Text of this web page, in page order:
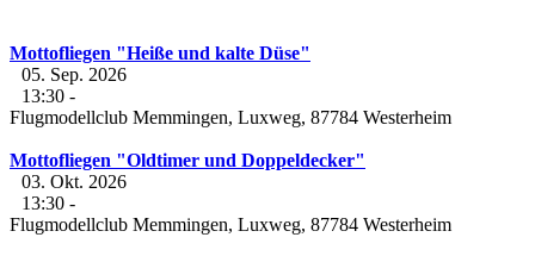
Mottofliegen "Heiße und kalte Düse"
05. Sep. 2026
13:30 -
Flugmodellclub Memmingen, Luxweg, 87784 Westerheim
Mottofliegen "Oldtimer und Doppeldecker"
03. Okt. 2026
13:30 -
Flugmodellclub Memmingen, Luxweg, 87784 Westerheim